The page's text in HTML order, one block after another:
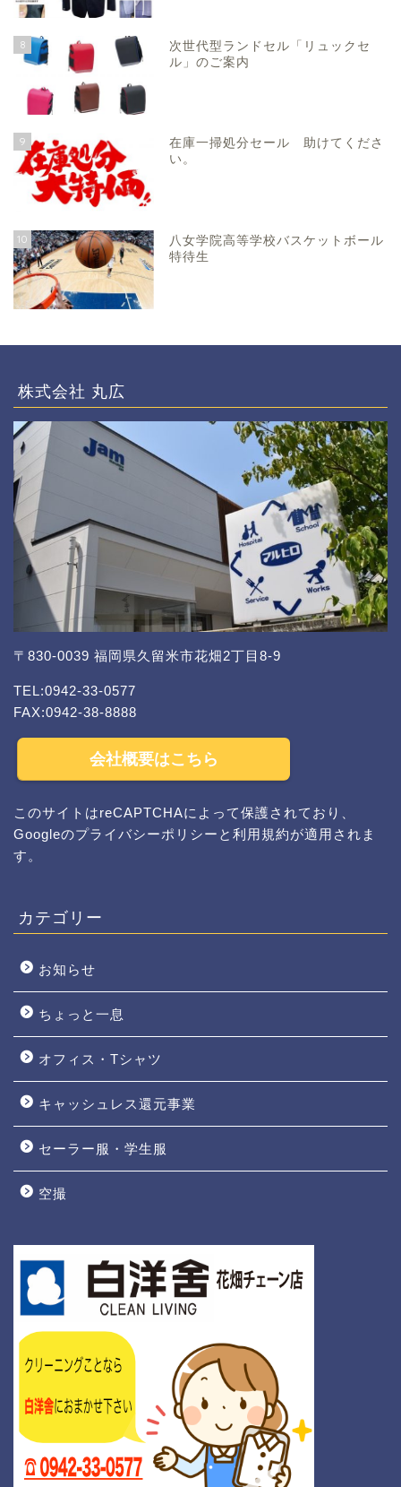
8
次世代型ランドセル「リュックセ
ル」のご案内
9
在庫一掃処分セール 助けてくださ
い。
10
八女学院高等学校バスケットボール
特待生
株式会社 丸広
〒830-0039 福岡県久留米市花畑2丁目8-9
TEL:0942-33-0577
FAX:0942-38-8888
会社概要はこちら
このサイトはreCAPTCHAによって保護されており、
Googleのプライバシーポリシー と 利用規約が適用されま
す。
カテゴリー
お知らせ
ちょっと一息
オフィス・Tシャツ
キャッシュレス還元事業
セーラー服・学生服
空撮